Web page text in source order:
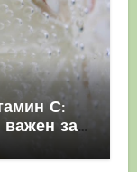
С:
важен за